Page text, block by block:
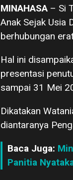
MINAHASA – Si
Anak Sejak Usia
berhubungan
Hal ini
presentasi
sampai 31 Mei
Dikatakan
diantaranya
Baca Juga:
Panitia